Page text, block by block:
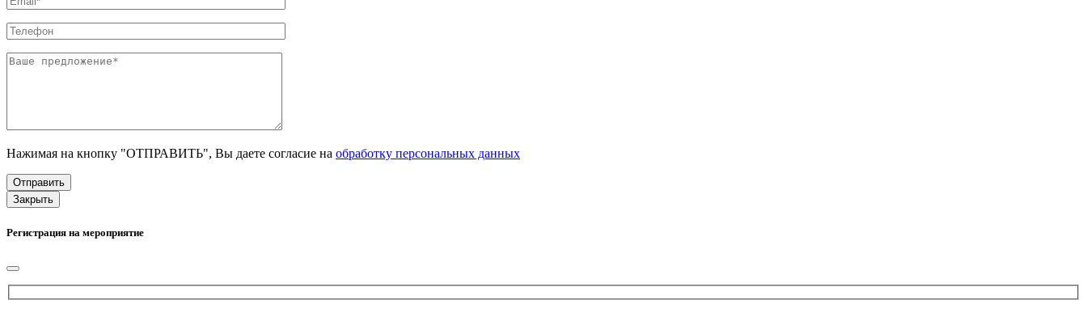
Нажимая на кнопку "ОТПРАВИТЬ", Вы даете согласие на обработку персональных данных
Закрыть
Регистрация на мероприятие